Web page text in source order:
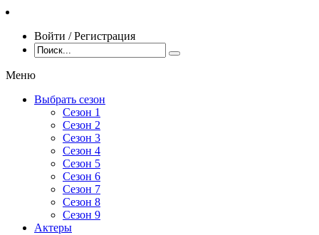
Войти / Регистрация
Меню
Выбрать сезон
Сезон 1
Сезон 2
Сезон 3
Сезон 4
Сезон 5
Сезон 6
Сезон 7
Сезон 8
Сезон 9
Актеры